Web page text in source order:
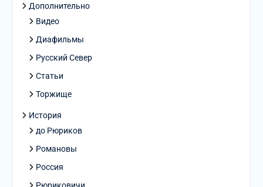
Дополнительно
Видео
Диафильмы
Русский Север
Статьи
Торжище
История
до Рюриков
Романовы
Россия
Рюриковичи